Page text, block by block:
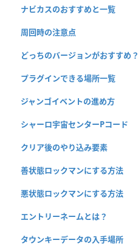
ナビカスのおすすめと一覧
周回時の注意点
どっちのバージョンがおすすめ？
プラグインできる場所一覧
ジャンゴイベントの進め方
シャーロ宇宙センターPコード
クリア後のやり込み要素
善状態ロックマンにする方法
悪状態ロックマンにする方法
エントリーネームとは？
タウンキーデータの入手場所